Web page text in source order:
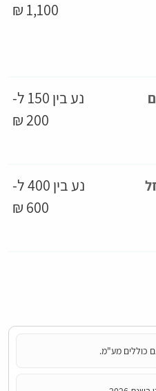
1,100 ₪
נע בין 150 ל-
200 ₪
נע בין 400 ל-
600 ₪
כוללים מע"מ.